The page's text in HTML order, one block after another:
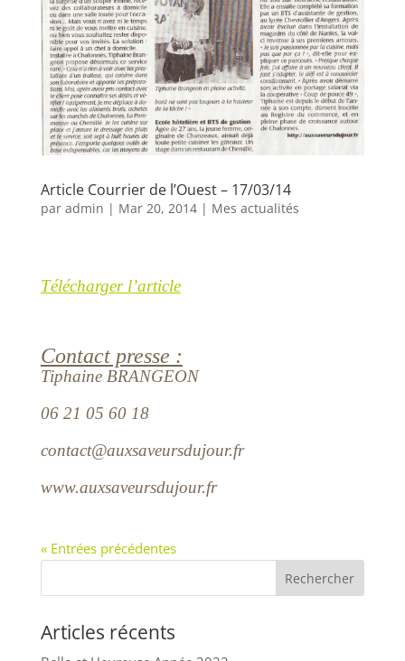
Article Courrier de l’Ouest – 17/03/14
par admin | Mar 20, 2014| Mes actualités
Télécharger l’article
Contact presse :
Tiphaine BRANGEON
06 21 05 60 18
contact@auxsaveursdujour.fr
www.auxsaveursdujour.fr
« Entrées précédentes
Articles récents